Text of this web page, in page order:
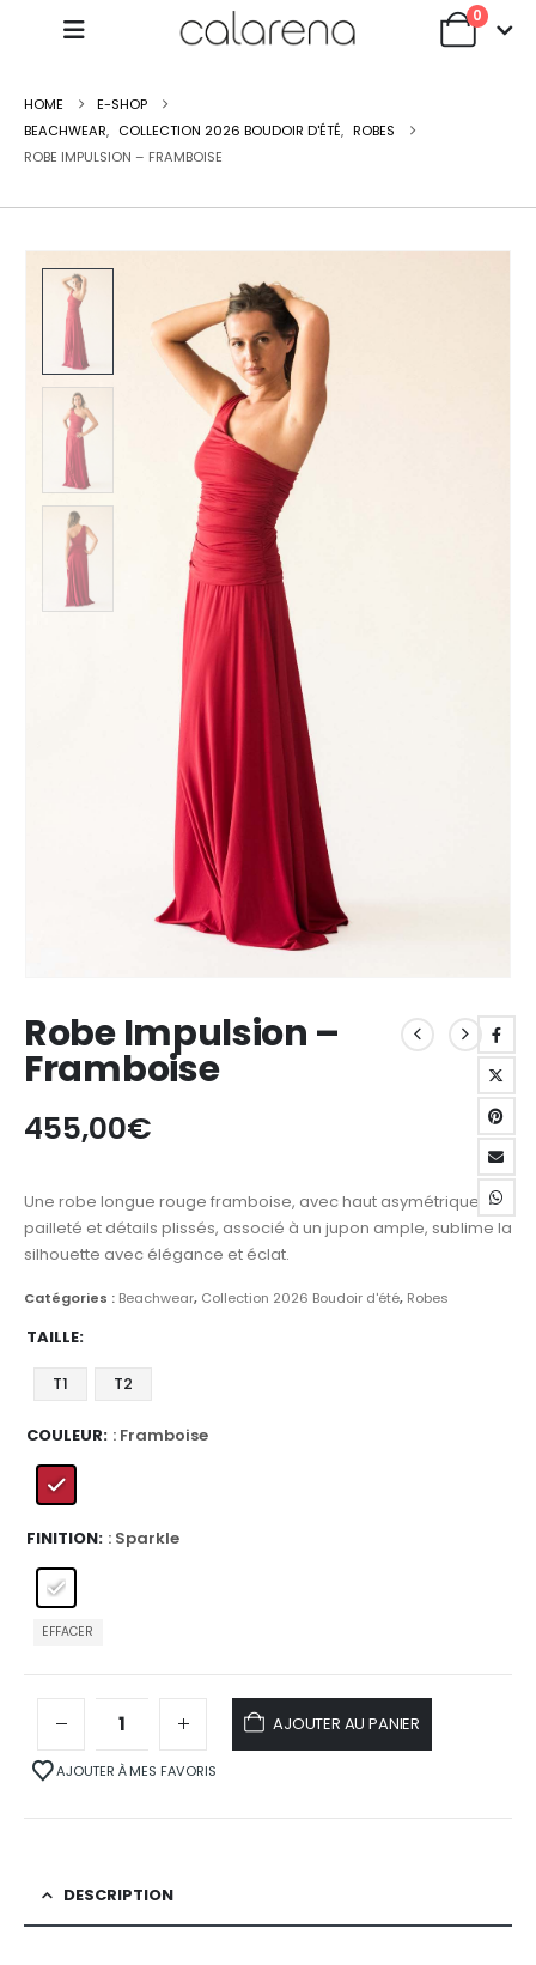
0
HOME
E-SHOP
BEACHWEAR, COLLECTION 2026 BOUDOIR D'ÉTÉ, ROBES
ROBE IMPULSION – FRAMBOISE
Robe Impulsion –
Framboise
455,00€
Une robe longue rouge framboise, avec haut asymétrique
pailleté et détails plissés, associé à un jupon ample, sublime la
silhouette avec élégance et éclat.
Catégories : Beachwear, Collection 2026 Boudoir d'été, Robes
TAILLE
T1 T2
COULEUR : Framboise
FINITION : Sparkle
EFFACER
AJOUTER AU PANIER
AJOUTER À MES FAVORIS
DESCRIPTION